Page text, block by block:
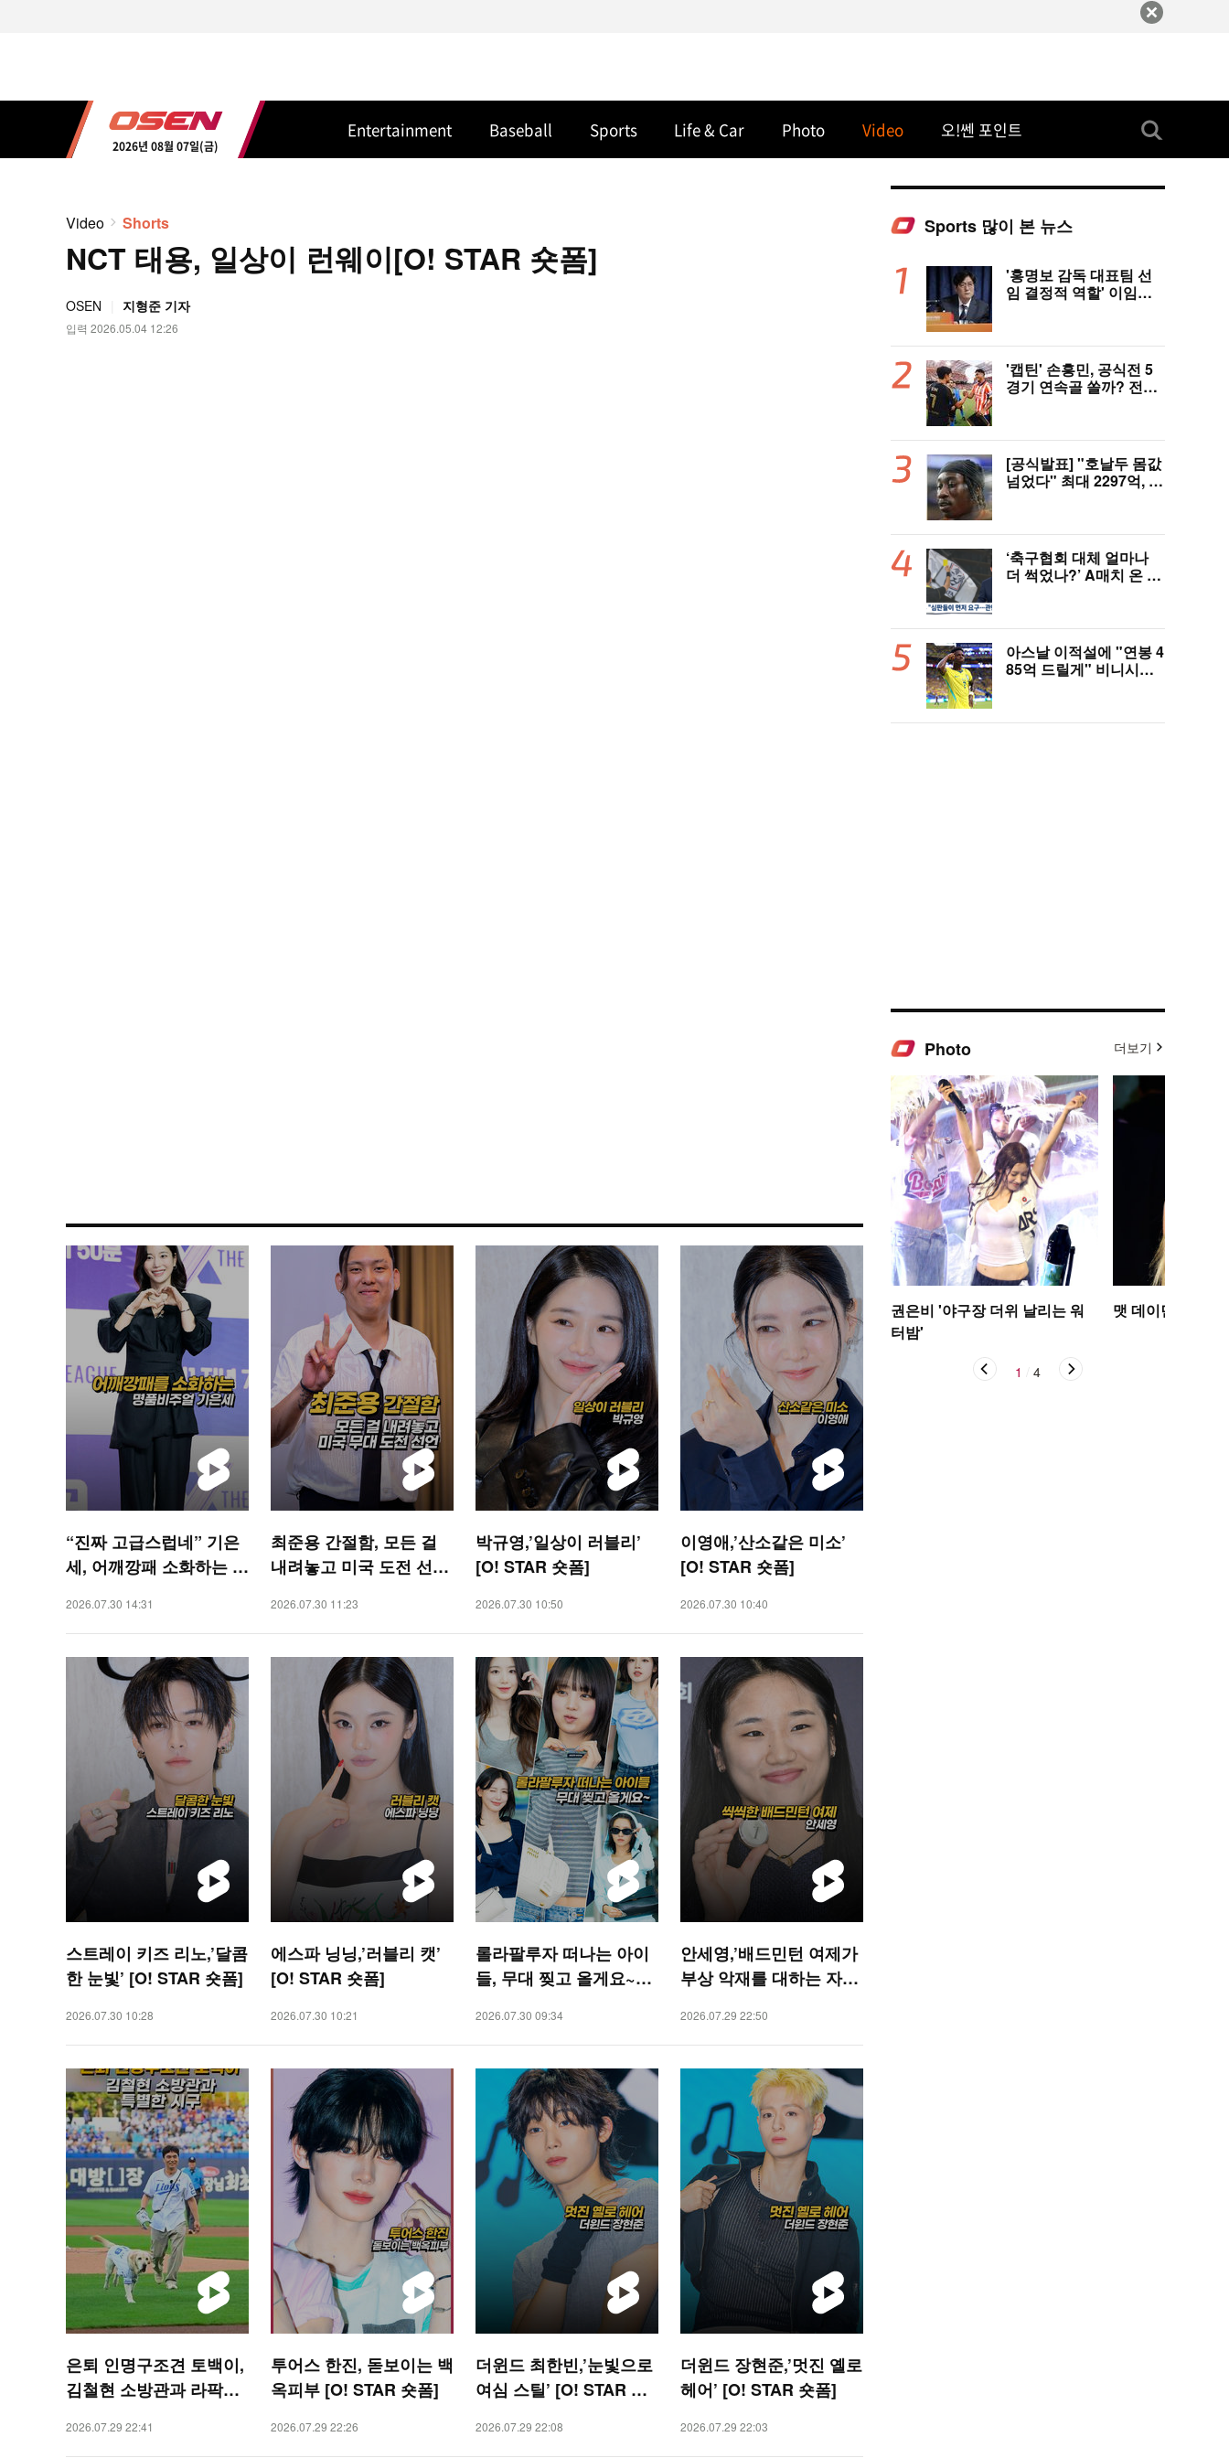
2026년 08월 07일(금)
Entertainment Baseball Sports Life & Car Photo Video 오!쎈 포인트
Video Shorts
NCT 태용, 일상이 런웨이[O! STAR 숏폼]
OSEN 지형준 기자
입력 2026.05.04 12:26
“진짜 고급스럽네” 기은
세, 어깨깡패 소화하는 명
폼]
2026.07.30 14:31
최준용 간절함, 모든 걸
내려놓고 미국 도전 선언
2026.07.30 11:23
박규영,’일상이 러블리’
[O! STAR 숏폼]
2026.07.30 10:50
이영애,’산소같은 미소’
[O! STAR 숏폼]
2026.07.30 10:40
스트레이 키즈 리노,’달콤
한 눈빛’ [O! STAR 숏폼]
2026.07.30 10:28
에스파 닝닝,’러블리 캣’
[O! STAR 숏폼]
2026.07.30 10:21
롤라팔루자 떠나는 아이
들, 무대 찢고 올게요~
2026.07.30 09:34
안세영,’배드민턴 여제가
부상 악재를 대하는 자세’
2026.07.29 22:50
은퇴 인명구조견 토백이,
김철현 소방관과 라팍서
S 숏폼]
2026.07.29 22:41
투어스 한진, 돋보이는 백
옥피부 [O! STAR 숏폼]
2026.07.29 22:26
더윈드 최한빈,’눈빛으로
여심 스틸’ [O! STAR 숏
2026.07.29 22:08
더윈드 장현준,’멋진 옐로
헤어’ [O! STAR 숏폼]
2026.07.29 22:03
Sports 많이 본 뉴스
'홍명보 감독 대표팀 선
임 결정적 역할' 이임생
와 법정 공방 나선다
'캡틴' 손흥민, 공식전 5
경기 연속골 쏠까? 전반
1 전반 종료
[공식발표] "호날두 몸값
넘었다" 최대 2297억, 초
다..."구단 역사상 가장
비싼 영입"
‘축구협회 대체 얼마나
더 썩었나?’ A매치 온 외
않겠나?”
아스날 이적설에 "연봉 4
85억 드릴게" 비니시우
Photo 더보기
권은비 '야구장 더위 날리는 워
터밤'
맷 데이먼 딸, 인
1 4